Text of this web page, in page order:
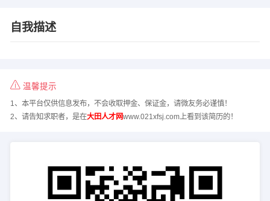
自我描述
温馨提示
1、本平台仅供信息发布，不会收取押金、保证金，请微友务必谨慎！
2、请告知求职者，是在大田人才网www.021xfsj.com上看到该简历的！